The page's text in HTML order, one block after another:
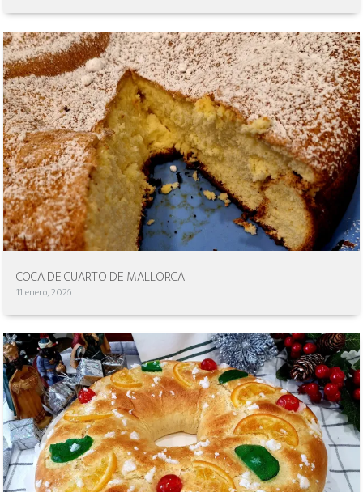
COCA DE CUARTO DE MALLORCA
11 enero, 2026